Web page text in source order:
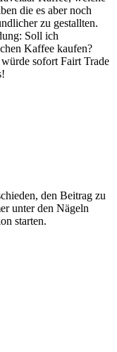
die es aber noch
zu gestallten.
Soll ich
Kaffee kaufen?
sofort Fairt Trade
den Beitrag zu
unter den Nägeln
starten.